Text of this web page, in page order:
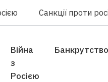
Санкції проти
Війна
з
Росією
Банкрутство